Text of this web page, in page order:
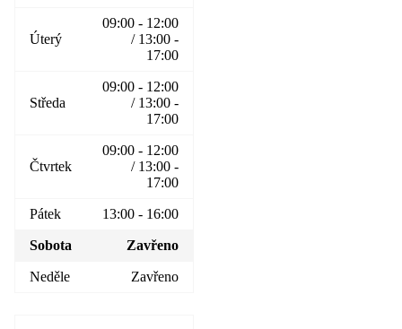
Úterý
09:00 - 12:00
/ 13:00 -
17:00
Středa
09:00 - 12:00
/ 13:00 -
17:00
Čtvrtek
09:00 - 12:00
/ 13:00 -
17:00
Pátek 13:00 - 16:00
Sobota Zavřeno
Neděle Zavřeno